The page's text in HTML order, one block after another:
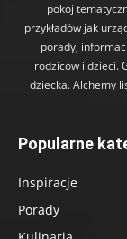
pokój
przykładów jak
porady,
rodziców i dzieci.
dziecka. Alchemy
Popularne
Inspiracje
Porady